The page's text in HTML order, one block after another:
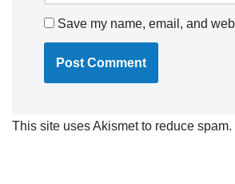
Save my name, email, and
This site uses Akismet to reduce spam.